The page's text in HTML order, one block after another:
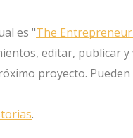
es "The
editar, publicar
proyecto. Pueden
.